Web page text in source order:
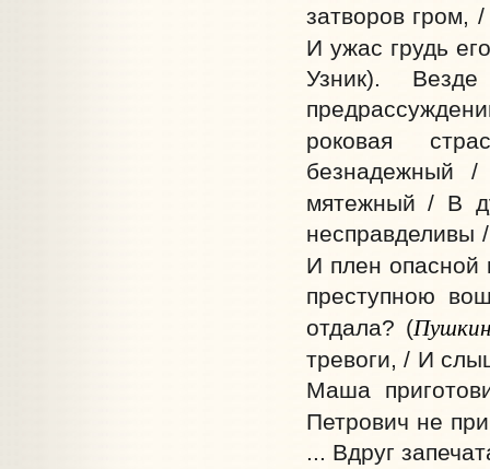
затворов гром,
И ужас грудь
Узник).
роковая
безнадежный
мятежный / В
И плен опасной
преступною
отдала? (Пушкин
тревоги, / И
Маша
Петрович не
... Вдруг